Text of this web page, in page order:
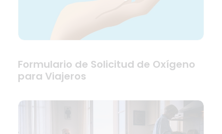
Formulario de Solicitud de Oxígeno
para Viajeros